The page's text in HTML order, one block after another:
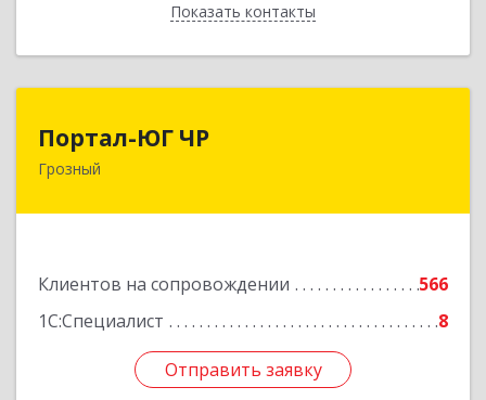
Показать контакты
Назад
Портал-ЮГ ЧР
Грозный
Клиентов на сопровождении
566
1С:Специалист
8
Отправить заявку
364906, Чеченская Респ, Грозный г, Путина пр-
Отправить заявку